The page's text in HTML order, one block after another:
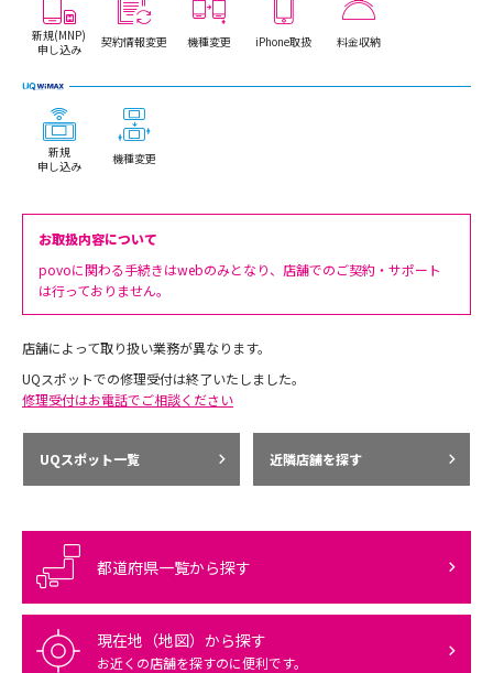
新規(MNP)
申し込み
契約情報変更 機種変更 iPhone取扱 料金収納
新規
申し込み
機種変更
お取扱内容について
povoに関わる手続きはwebのみとなり、店舗でのご契約・サポート
は行っておりません。
店舗によって取り扱い業務が異なります。
UQスポットでの修理受付は終了いたしました。
修理受付はお電話でご相談ください
UQスポット一覧 近隣店舗を探す
都道府県一覧から探す
現在地（地図）から探す
お近くの店舗を探すのに便利です。